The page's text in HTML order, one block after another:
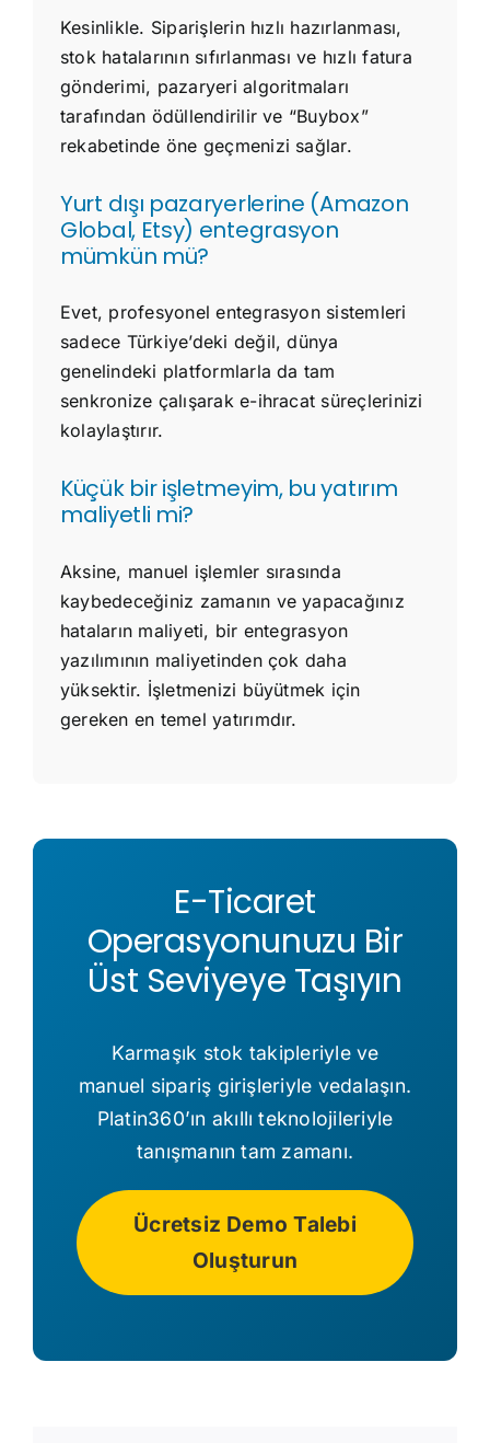
Kesinlikle. Siparişlerin hızlı hazırlanması,
stok hatalarının sıfırlanması ve hızlı fatura
gönderimi, pazaryeri algoritmaları
tarafından ödüllendirilir ve “Buybox”
rekabetinde öne geçmenizi sağlar.
Yurt dışı pazaryerlerine (Amazon
Global, Etsy) entegrasyon
mümkün mü?
Evet, profesyonel entegrasyon sistemleri
sadece Türkiye’deki değil, dünya
genelindeki platformlarla da tam
senkronize çalışarak e-ihracat süreçlerinizi
kolaylaştırır.
Küçük bir işletmeyim, bu yatırım
maliyetli mi?
Aksine, manuel işlemler sırasında
kaybedeceğiniz zamanın ve yapacağınız
hataların maliyeti, bir entegrasyon
yazılımının maliyetinden çok daha
yüksektir. İşletmenizi büyütmek için
gereken en temel yatırımdır.
E-Ticaret
Operasyonunuzu Bir
Üst Seviyeye Taşıyın
Karmaşık stok takipleriyle ve
manuel sipariş girişleriyle vedalaşın.
Platin360’ın akıllı teknolojileriyle
tanışmanın tam zamanı.
Ücretsiz Demo Talebi
Oluşturun